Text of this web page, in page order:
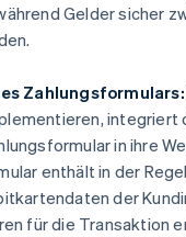
Gelder sicher
Zahlungsformulars:
integriert
in ihre
enthält in der
der
für die Transaktion